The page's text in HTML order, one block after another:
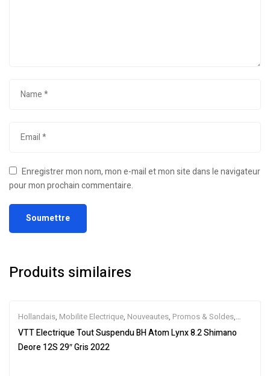
Enregistrer mon nom, mon e-mail et mon site dans le navigateur
pour mon prochain commentaire.
Produits similaires
Hollandais, Mobilite Electrique, Nouveautes, Promos & Soldes,
Tout-Suspendus,Vélo électrique ville,Velos Electriques,VTT
Électriques
VTT Electrique Tout Suspendu BH Atom Lynx 8.2 Shimano
Deore 12S 29″ Gris 2022